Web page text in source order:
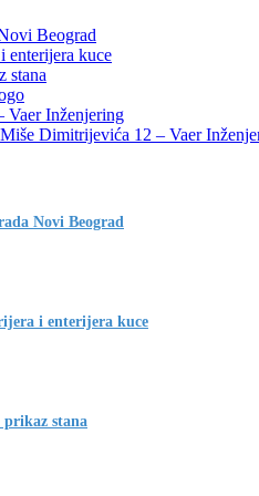
Beograd
enterijera kuce
stana
Vaer Inženjering
Dimitrijevića 12 – Vaer
Novi Beograd
i enterijera kuce
prikaz stana